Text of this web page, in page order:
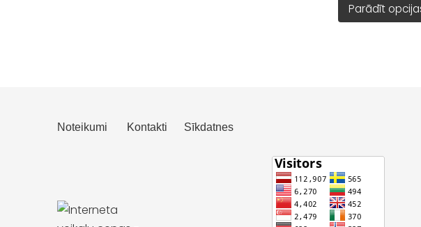
Parādīt
Noteikumi Kontakti Sīkdatnes